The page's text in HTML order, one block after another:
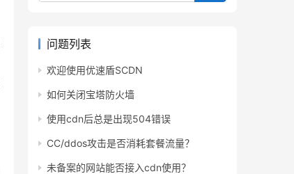
问题列表
欢迎使用优速盾SCDN
如何关闭宝塔防火墙
使用cdn后总是出现504错误
CC/ddos攻击是否消耗套餐流量？
未备案的网站能否接入cdn使用？